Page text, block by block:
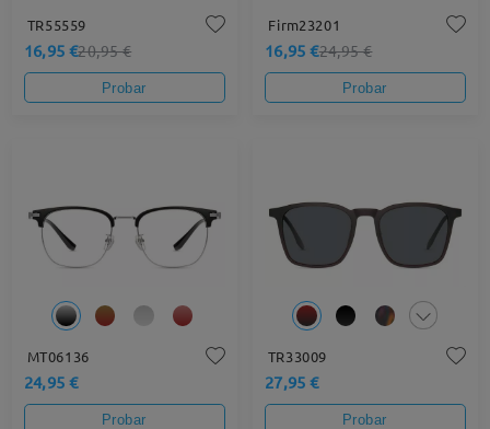
TR55559
16,95 €20,95 €
Probar
Firm23201
16,95 €24,95 €
Probar
MT06136
24,95 €
Probar
TR33009
27,95 €
Probar